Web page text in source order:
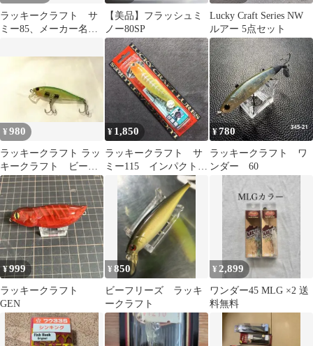
ラッキークラフト サ
ミー85、メーカー名称
ー品）、セット
【美品】フラッシュミ
ノー80SP
Lucky Craft Series NW
ルアー 5点セット
¥980
ラッキークラフト ラッ
キークラフト ビーフ
リーズ65S
¥ 1,850
ラッキークラフト サ
ミー115 インパクトイ
エロー【限定品】新
品・未開封品
¥780
ラッキークラフト ワ
ンダー 60
¥999
ラッキークラフト
GEN
¥850
ビーフリーズ ラッキ
ークラフト
¥ 2,899
ワンダー45 MLG ×2 送
料無料